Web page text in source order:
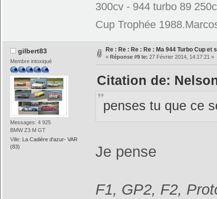
300cv - 944 turbo 89
Cup Trophée
gilbert83
Membre intoxiqué
Messages: 4 925
BMW Z3 M GT
Ville: La Cadière d'azur- VAR
(83)
Re : Re : Re : Re : Ma 944 Turbo Cup
« Réponse #9 le: 27 Février 2014, 14:17:21 »
Citation de:
penses tu que ce
Je pense
F1, GP2, F2,